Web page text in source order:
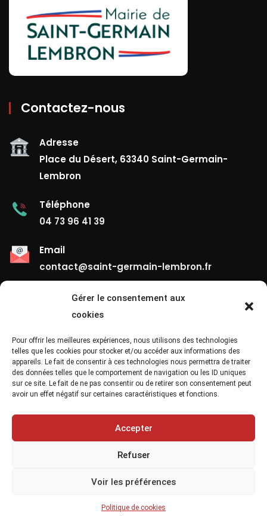
Gérer le consentement aux
cookies
Pour offrir les meilleures expériences, nous utilisons des technologies
telles que les cookies pour stocker et/ou accéder aux informations des
appareils. Le fait de consentir à ces technologies nous permettra de traiter
des données telles que le comportement de navigation ou les ID uniques
sur ce site. Le fait de ne pas consentir ou de retirer son consentement peut
avoir un effet négatif sur certaines caractéristiques et fonctions.
Accepter
Refuser
Voir les préférences
Politique de cookies
Contactez-nous
Adresse
Place du Désert, 63340 Saint-Germain-
Lembron
Téléphone
04 73 96 41 39
Email
contact@saint-germain-lembron.fr
Liens Utiles
Contact
Mentions Légales
Confidentialité
Site Map